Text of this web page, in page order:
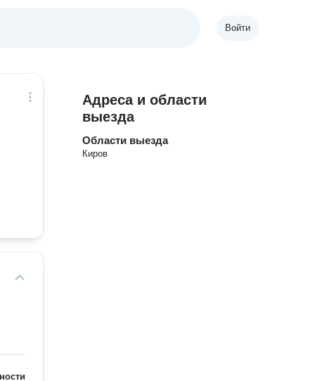
Войти
Адреса и области
выезда
Области выезда
Киров